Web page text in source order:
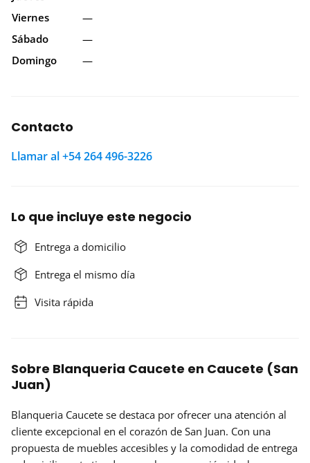
Viernes
—
Sábado
—
Domingo
—
Contacto
Llamar al +54 264 496-3226
Lo que incluye este negocio
Entrega a domicilio
Entrega el mismo día
Visita rápida
Sobre Blanqueria Caucete en Caucete (San
Juan)
Blanqueria Caucete se destaca por ofrecer una atención al
cliente excepcional en el corazón de San Juan. Con una
propuesta de muebles accesibles y la comodidad de entrega